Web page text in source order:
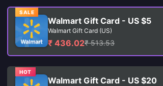
SALE
Walmart Gift Card - US $5
Walmart Gift Card (US)
₹ 436.02₹ 513.53
HOT
Walmart Gift Card - US $20